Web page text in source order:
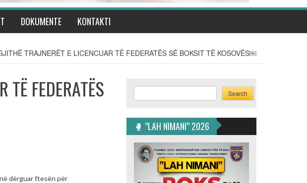
DOKUMENTE KONTAKTI
TRAJNERËT E LICENCUAR TË FEDERATËS SË BOKSIT TË KOSOVËS￼
TË FEDERATËS
dërguar ftesën për
Search Search
🥊 ”LAH NIMANI” 2026